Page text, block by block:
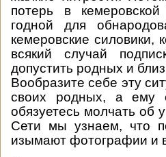
потерь в
годной для
кемеровские силовики,
всякий случай
допустить родных и
Вообразите себе эту
своих родных, а ему
обязуетесь молчать
Сети мы узнаем, что
изымают фотографии и